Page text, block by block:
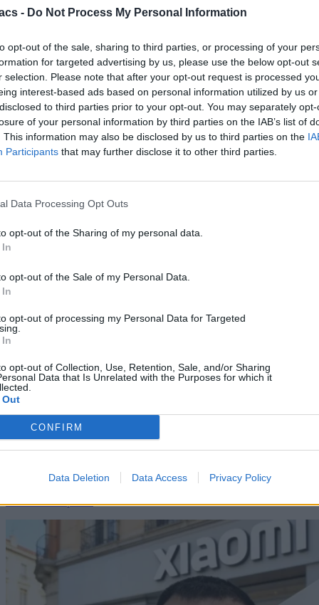
- Do Not Process My Personal Information
opt-out of the sale, sharing to third parties, or processing of your
for targeted advertising by us, please use the below opt-out
selection. Please note that after your opt-out request is processed
interest-based ads based on personal information utilized by us
to third parties prior to your opt-out. You may separately
of your personal information by third parties on the IAB’s list of
This information may also be disclosed by us to third parties on the
Participants that may further disclose it to other third parties.
Data Processing Opt Outs
opt-out of the Sharing of my personal data.
opt-out of the Sale of my Personal Data.
opt-out of processing my Personal Data for Targeted
opt-out of Collection, Use, Retention, Sale, and/or Sharing
Data that Is Unrelated with the Purposes for which it
CONFIRM
Data Deletion Data Access Privacy Policy
Gadgets 11/06/2026
καρδιά αλλά όχι τα λεφτά
Dimitrios Amprazis
Android10/03/2026
Ultra; [Βίντεο]
Dimitrios Amprazis